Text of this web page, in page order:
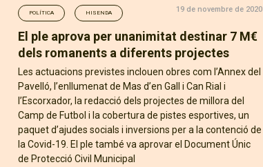
POLÍTICA HISENDA 19 de novembre de 2020
El ple aprova per unanimitat destinar 7 M€
dels romanents a diferents projectes
Les actuacions previstes inclouen obres com l’Annex del
Pavelló, l’enllumenat de Mas d’en Gall i Can Rial i
l’Escorxador, la redacció dels projectes de millora del
Camp de Futbol i la cobertura de pistes esportives, un
paquet d’ajudes socials i inversions per a la contenció de
la Covid-19. El ple també va aprovar el Document Únic
de Protecció Civil Municipal